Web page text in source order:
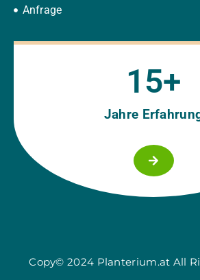
Anfrage
Jahre
15+
Copy© 2024 Planterium.at All